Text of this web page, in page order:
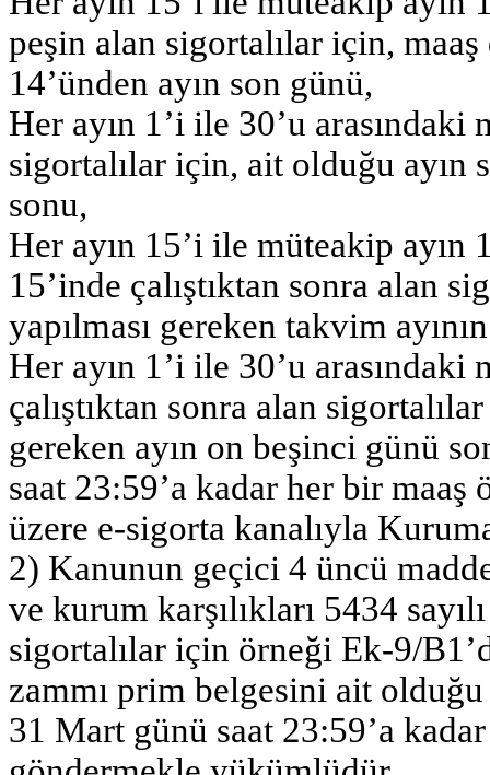
peşin alan sigortalılar için,
14’ünden ayın son günü,
Her ayın 1’i ile 30’u arasındaki
sigortalılar için, ait olduğu ayın
sonu,
Her ayın 15’i ile müteakip ayın
15’inde çalıştıktan sonra alan
yapılması gereken takvim
Her ayın 1’i ile 30’u arasındaki
çalıştıktan sonra alan
gereken ayın on beşinci günü
saat 23:59’a kadar her bir
üzere e-sigorta kanalıyla
2) Kanunun geçici 4 üncü
ve kurum karşılıkları 5434
sigortalılar için örneği Ek-9/
zammı prim belgesini ait
31 Mart günü saat 23:59’a